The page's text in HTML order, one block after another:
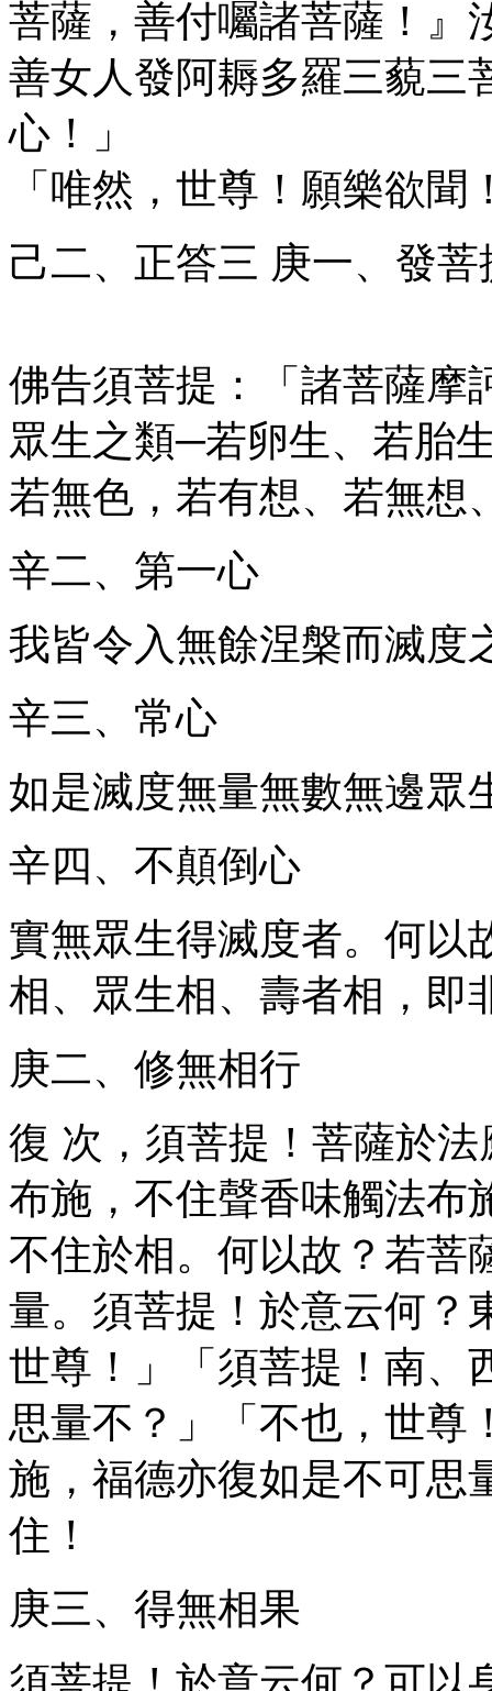
菩薩，善付囑諸菩薩！』
善女人發阿耨多羅三藐三
心！」
「唯然，世尊！願樂欲聞
己二、正答三 庚一、發菩
佛告須菩提：「諸菩薩摩
眾生之類─若卵生、若胎
若無色，若有想、若無想
辛二、第一心
我皆令入無餘涅槃而滅度
辛三、常心
如是滅度無量無數無邊眾
辛四、不顛倒心
實無眾生得滅度者。何以
相、眾生相、壽者相，即
庚二、修無相行
復 次，須菩提！菩薩於
布施，不住聲香味觸法布
不住於相。何以故？若菩
量。須菩提！於意云何？
世尊！」「須菩提！南、
思量不？」「不也，世尊
施，福德亦復如是不可思
住！
庚三、得無相果